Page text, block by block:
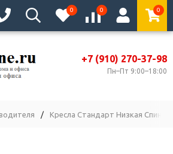
0 0 0
+7 (910) 270-37-98
Пн–Пт 9:00–18:00
/ Кресла Стандарт Низкая Спинка